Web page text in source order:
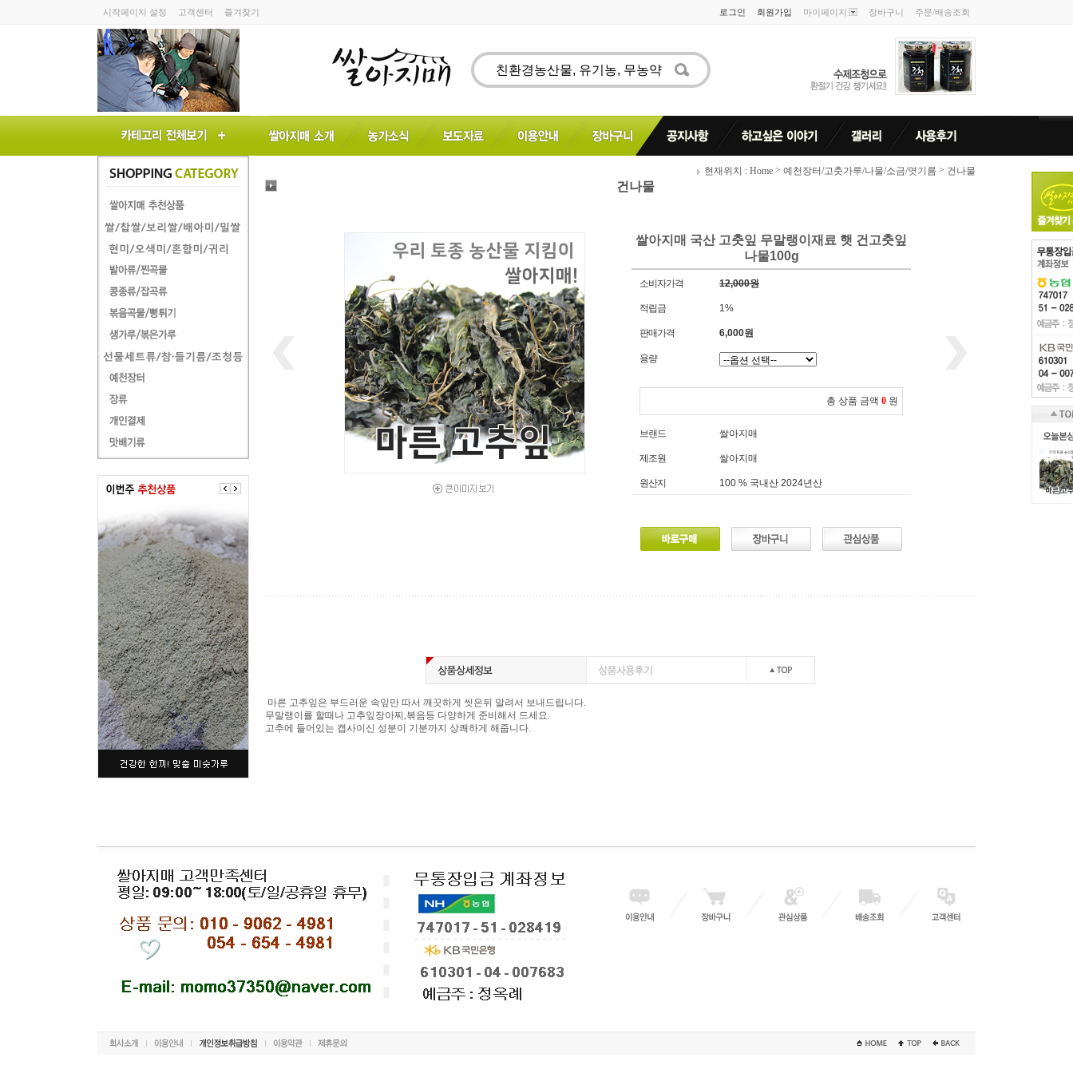
시작페이지 설정 고객센터 즐겨찾기 로그인 회원가입 마이페이지 장바구니 주문/배송조회
현재위치 : Home > 예천장터/고춧가루/나물/소금/엿기름 > 건나물
건나물
쌀아지매 국산 고춧잎 무말랭이재료 햇 건고춧잎
나물100g
소비자가격 12,000원
적립금 1%
판매가격 6,000원
용량
총 상품 금액 0 원
브랜드 쌀아지매
제조원 쌀아지매
원산지 100 % 국내산 2024년산
마른 고추잎은 부드러운 속잎만 따서 깨끗하게 씻은뒤 말려서 보내드립니다.
무말랭이를 할때나 고추잎장아찌,볶음등 다양하게 준비해서 드세요.
고추에 들어있는 캡사이신 성분이 기분까지 상쾌하게 해줍니다.